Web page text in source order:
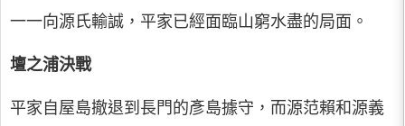
一一向源氏輸誠，平家已經面臨山窮水盡的局面。
壇之浦決戰
平家自屋島撤退到長門的彥島據守，而源范賴和源義